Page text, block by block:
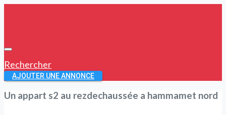
Rechercher
AJOUTER UNE ANNONCE
Un appart s2 au rezdechaussée a hammamet nord